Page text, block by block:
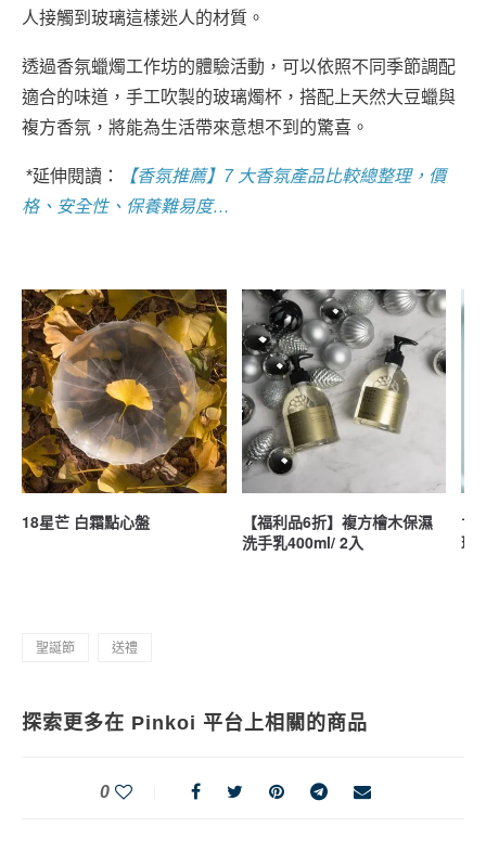
人接觸到玻璃這樣迷人的材質。
透過香氛蠟燭工作坊的體驗活動，可以依照不同季節調配
適合的味道，手工吹製的玻璃燭杯，搭配上天然大豆蠟與
複方香氛，將能為生活帶來意想不到的驚喜。
*延伸閱讀：
【香氛推薦】7 大香氛產品比較總整理，價
格、安全性、保養難易度…
18星芒 白霜點心盤
【福利品6折】複方檜木保濕
洗手乳400ml/ 2入
12
瑯
聖誕節 送禮
探索更多在 Pinkoi 平台上相關的商品
0